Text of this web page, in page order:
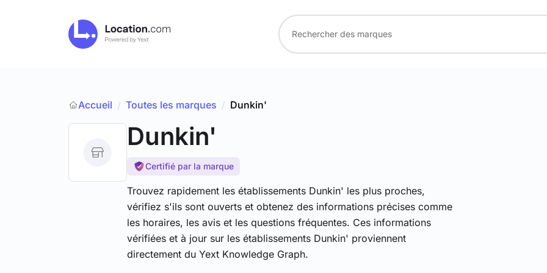
Accueil / Toutes les marques / Dunkin'
Dunkin'
Certifié par la marque
Trouvez rapidement les établissements Dunkin' les plus proches,
vérifiez s'ils sont ouverts et obtenez des informations précises comme
les horaires, les avis et les questions fréquentes. Ces informations
vérifiées et à jour sur les établissements Dunkin' proviennent
directement du Yext Knowledge Graph.